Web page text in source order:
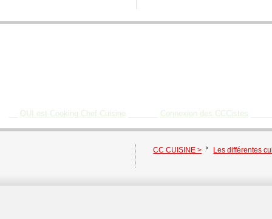
QUI est Cooking Chef Cuisine Connexion des CCCistes
CC CUISINE > Les différentes